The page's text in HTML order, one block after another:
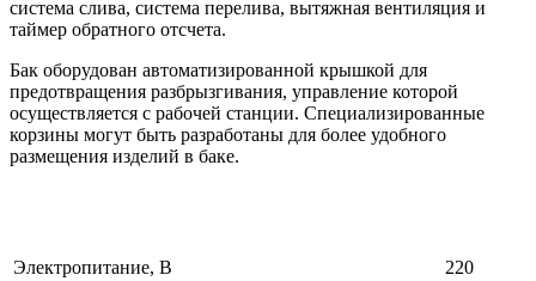
система слива, система перелива, вытяжная вентиляция и
таймер обратного отсчета.
Бак оборудован автоматизированной крышкой для
предотвращения разбрызгивания, управление которой
осуществляется с рабочей станции. Специализированные
корзины могут быть разработаны для более удобного
размещения изделий в баке.
Электропитание, В
220